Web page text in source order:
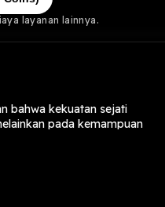
layanan lainnya.
bahwa kekuatan sejati
pada kemampuan
tetap bijaksana.